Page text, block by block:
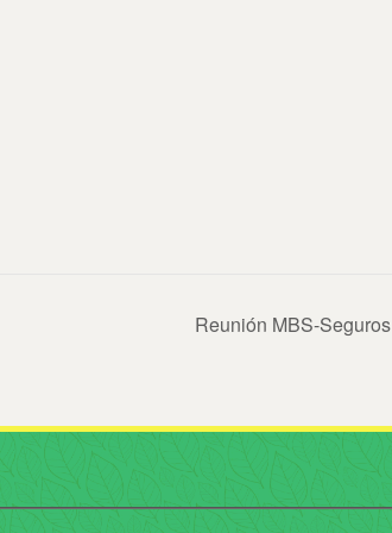
Reunión MBS-Seguros